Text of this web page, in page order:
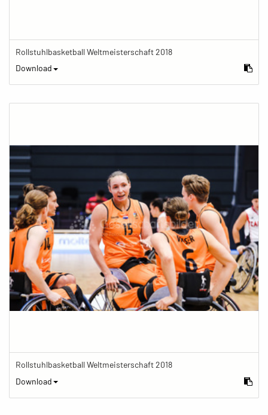
Rollstuhlbasketball Weltmeisterschaft 2018
Download
Rollstuhlbasketball Weltmeisterschaft 2018
Download